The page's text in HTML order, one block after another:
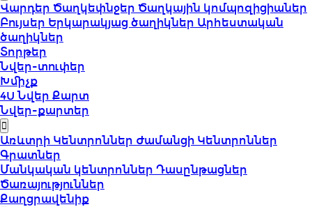
Վարդեր Ծաղկեփնջեր Ծաղկային կոմպոզիցիաներ
Բույսեր Երկարակյաց ծաղիկներ Արհեստական
ծաղիկներ
Տորթեր
Նվեր-տուփեր
Խմիչք
4U Նվեր Քարտ
Նվեր-քարտեր
Առևտրի Կենտրոններ Ժամանցի Կենտրոններ
Գրատներ
Մանկական կենտրոններ Դասընթացներ
Ծառայություններ
Քաղցրավենիք